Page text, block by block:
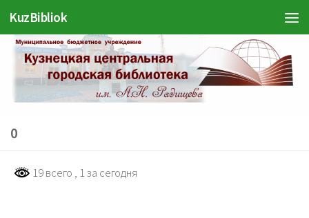
Перейти к содержимому
KuzBibliok
0
19 всего , 1 за сегодня